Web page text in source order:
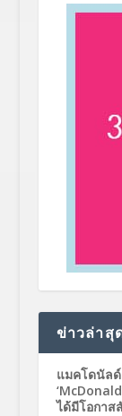
ข่าวล่าสุ
แมคโดนัล
ได้มีโอกาส